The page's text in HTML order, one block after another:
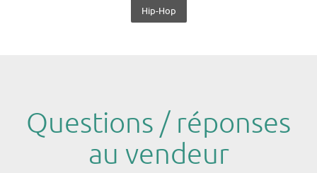
Hip-Hop
Questions / réponses
au vendeur